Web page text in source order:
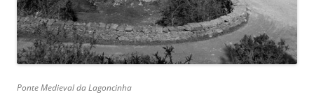
Ponte Medieval da Lagoncinha